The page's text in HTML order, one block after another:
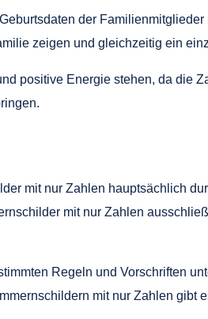
der
zeigen und gleichzeitig ein
positive Energie stehen, da die
mit nur Zahlen hauptsächlich
mit nur Zahlen
Regeln und Vorschriften
mit nur Zahlen gibt